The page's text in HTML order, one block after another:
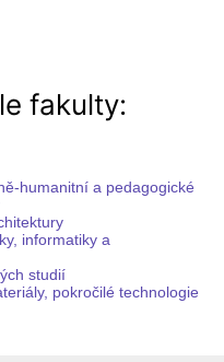
fakulty:
humanitní a pedagogické
informatiky a
studií
pokročilé technologie